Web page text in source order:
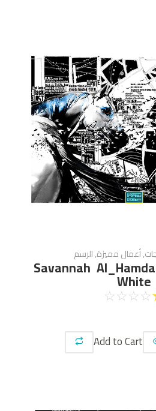
,أعمال مميزة,الرسم
Savannah
White
☆
☆
☆
☆
Add to Cart